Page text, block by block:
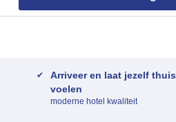
Arriveer en laat jezelf thuis
voelen
moderne hotel kwaliteit